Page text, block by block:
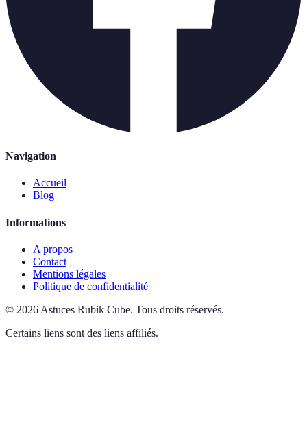
Navigation
Accueil
Blog
Informations
A propos
Contact
Mentions légales
Politique de confidentialité
© 2026 Astuces Rubik Cube. Tous droits réservés.
Certains liens sont des liens affiliés.